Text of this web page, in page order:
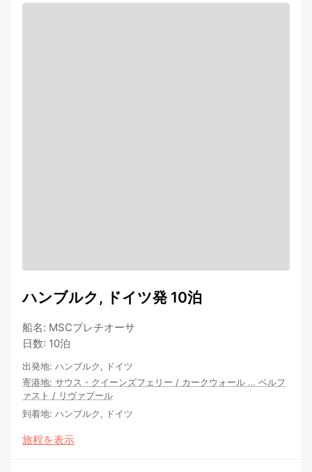
ハンブルク, ドイツ発 10泊
船名: MSCプレチオーサ
日数: 10泊
出発地: ハンブルク, ドイツ
寄港地: サウス・クイーンズフェリー / カークウォール … ベルフ
ァスト / リヴァプール
到着地: ハンブルク, ドイツ
旅程を表示